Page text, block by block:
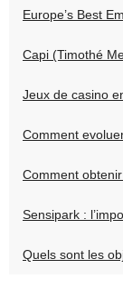
Europe’s Best
Capi (Timothé
Jeux de casino
Comment
Comment obtenir
Sensipark :
Quels sont les